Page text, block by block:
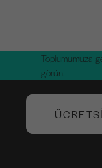
Toplumumuza
görün.